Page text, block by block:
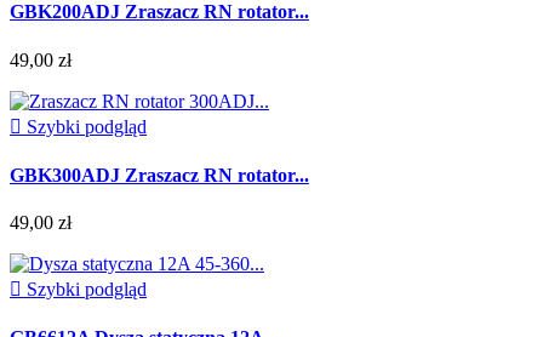
GBK200ADJ Zraszacz RN rotator...
49,00 zł
 Szybki podgląd
GBK300ADJ Zraszacz RN rotator...
49,00 zł
 Szybki podgląd